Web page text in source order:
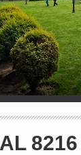
8216